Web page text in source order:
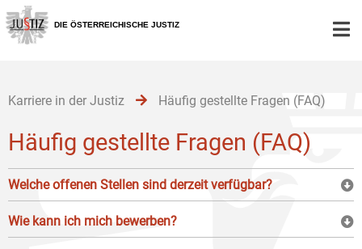
Zur
Hauptnavigation
[1]
Zum
Inhalt
[2]
Zum
Untermenü
[3]
DIE ÖSTERREICHISCHE JUSTIZ
Karriere in der Justiz Häufig gestellte Fragen (FAQ)
Häufig gestellte Fragen (FAQ)
Welche offenen Stellen sind derzeit verfügbar?
Wie kann ich mich bewerben?